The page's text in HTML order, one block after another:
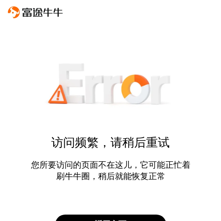
访问频繁，请稍后重试
您所要访问的页面不在这儿，它可能正忙着
刷牛牛圈，稍后就能恢复正常